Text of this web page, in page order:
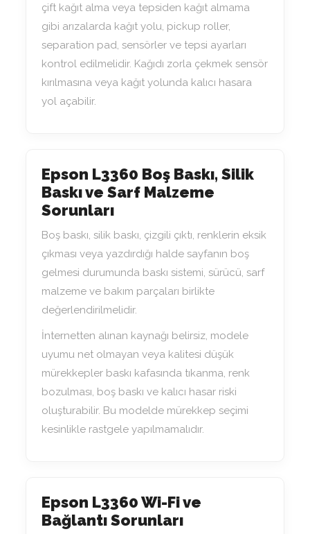
çift kağıt alma veya tepsiden kağıt almama
gibi arızalarda kağıt yolu, pickup roller,
separation pad, sensörler ve tepsi ayarları
kontrol edilmelidir. Kağıdı zorla çekmek sensör
kırılmasına veya kağıt yolunda kalıcı hasara
yol açabilir.
Epson L3360 Boş Baskı, Silik
Baskı ve Sarf Malzeme
Sorunları
Boş baskı, silik baskı, çizgili çıktı, renklerin eksik
çıkması veya yazdırdığı halde sayfanın boş
gelmesi durumunda baskı sistemi, sürücü, sarf
malzeme ve bakım parçaları birlikte
değerlendirilmelidir.
İnternetten alınan kaynağı belirsiz, modele
uyumu net olmayan veya kalitesi düşük
mürekkepler baskı kafasında tıkanma, renk
bozulması, boş baskı ve kalıcı hasar riski
oluşturabilir. Bu modelde mürekkep seçimi
kesinlikle rastgele yapılmamalıdır.
Epson L3360 Wi-Fi ve
Bağlantı Sorunları